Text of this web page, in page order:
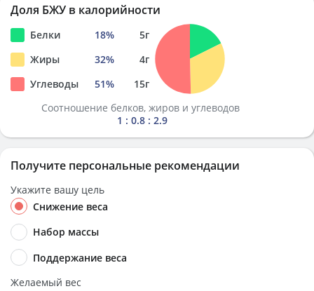
Доля БЖУ в калорийности
Белки 18% 5г
Жиры
32% 4г
Углеводы
51% 15г
Соотношение белков, жиров и углеводов
1 : 0.8 : 2.9
Получите персональные рекомендации
Укажите вашу цель
Снижение веса
Набор массы
Поддержание веса
Желаемый вес